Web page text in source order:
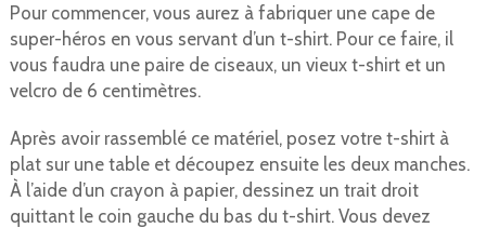
Pour commencer, vous aurez à fabriquer une cape de
super-héros en vous servant d’un t-shirt. Pour ce faire, il
vous faudra une paire de ciseaux, un vieux t-shirt et un
velcro de 6 centimètres.
Après avoir rassemblé ce matériel, posez votre t-shirt à
plat sur une table et découpez ensuite les deux manches.
À l’aide d’un crayon à papier, dessinez un trait droit
quittant le coin gauche du bas du t-shirt. Vous devez